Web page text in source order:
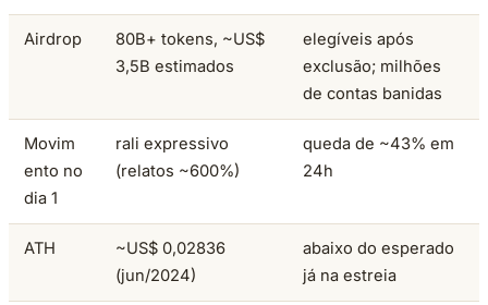
Airdrop
80B+ tokens, ~US$
3,5B estimados
elegíveis após
exclusão; milhões
de contas banidas
Movim
ento no
dia 1
rali expressivo
(relatos ~600%)
queda de ~43% em
24h
ATH
~US$ 0,02836
(jun/2024)
abaixo do esperado
já na estreia